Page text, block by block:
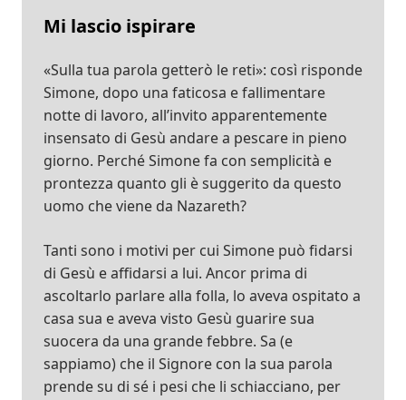
Mi lascio ispirare
«Sulla tua parola getterò le reti»: così risponde
Simone, dopo una faticosa e fallimentare
notte di lavoro, all’invito apparentemente
insensato di Gesù andare a pescare in pieno
giorno. Perché Simone fa con semplicità e
prontezza quanto gli è suggerito da questo
uomo che viene da Nazareth?
Tanti sono i motivi per cui Simone può fidarsi
di Gesù e affidarsi a lui. Ancor prima di
ascoltarlo parlare alla folla, lo aveva ospitato a
casa sua e aveva visto Gesù guarire sua
suocera da una grande febbre. Sa (e
sappiamo) che il Signore con la sua parola
prende su di sé i pesi che li schiacciano, per